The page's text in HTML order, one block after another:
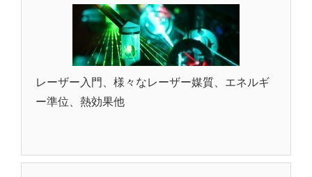
レーザー入門、様々なレーザー媒質、エネルギ
ー準位、熱効果他